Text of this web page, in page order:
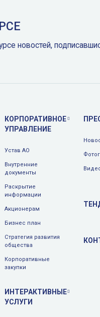
новостей,
КОРПОРАТИВНОЕ
УПРАВЛЕНИЕ
Устав АО
Внутренние
документы
Раскрытие
информации
Aкционерам
Бизнес план
Стратегия развития
общества
Корпоративные
закупки
ИНТЕРАКТИВНЫЕ
УСЛУГИ